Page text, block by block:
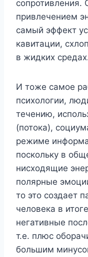
сопротивления.
привлечением
самый эффект
кавитации,
в жидких
И тоже самое
психологии,
течению,
(потока),
режиме
поскольку в
нисходящие
полярные
то это создает
человека в
негативные
т.е. плюс
большим